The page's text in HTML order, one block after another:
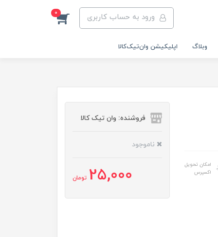
ورود به حساب کاربری 0
وبلاگ اپلیکیشن وان‌تیک‌کالا‌
امکان تحویل
اکسپرس
فروشنده: وان تیک کالا
ناموجود
25,000 تومان